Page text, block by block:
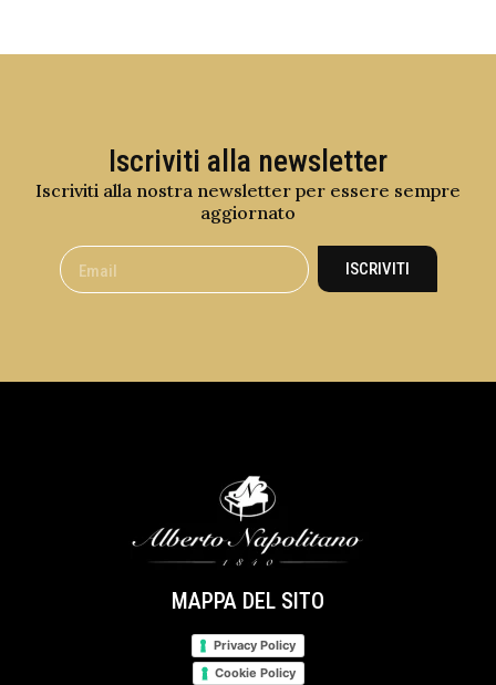
Iscriviti alla newsletter
Iscriviti alla nostra newsletter per essere sempre
aggiornato
ISCRIVITI
MAPPA DEL SITO
Privacy Policy
Cookie Policy